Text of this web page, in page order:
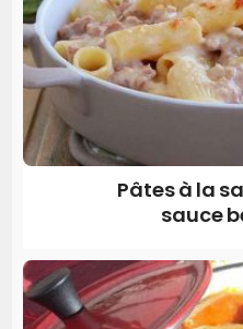
Pâtes à la
sauce